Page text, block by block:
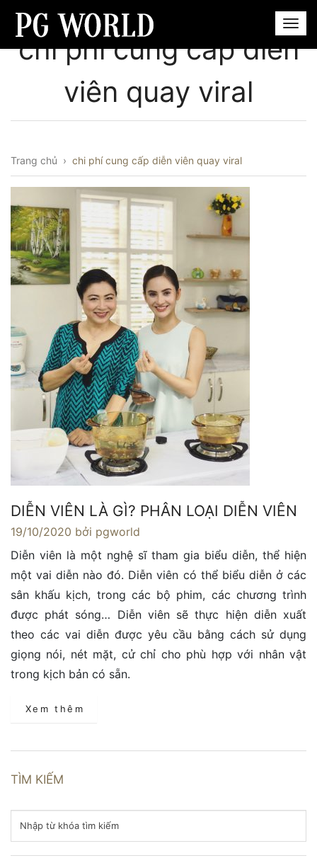
chi phí cung cấp diễn
viên quay viral
Trang chủ › chi phí cung cấp diễn viên quay viral
DIỄN VIÊN LÀ GÌ? PHÂN LOẠI DIỄN VIÊN
19/10/2020 bởi pgworld
Diễn viên là một nghệ sĩ tham gia biểu diễn, thể hiện
một vai diễn nào đó. Diễn viên có thể biểu diễn ở các
sân khấu kịch, trong các bộ phim, các chương trình
được phát sóng… Diễn viên sẽ thực hiện diễn xuất
theo các vai diễn được yêu cầu bằng cách sử dụng
giọng nói, nét mặt, cử chỉ cho phù hợp với nhân vật
trong kịch bản có sẵn.
Xem thêm
TÌM KIẾM